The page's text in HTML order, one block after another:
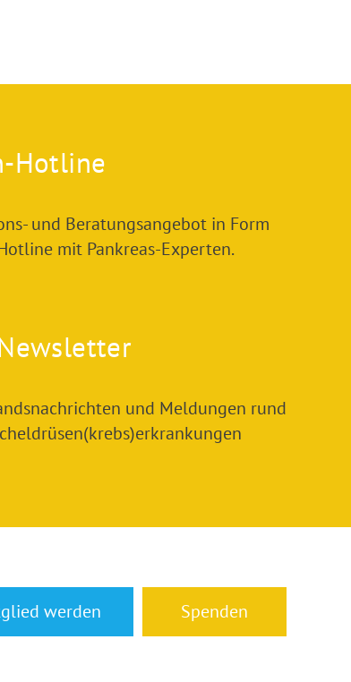
Hotline
und Beratungsangebot in Form
mit Pankreas-Experten.
und Meldungen rund
werden Spenden